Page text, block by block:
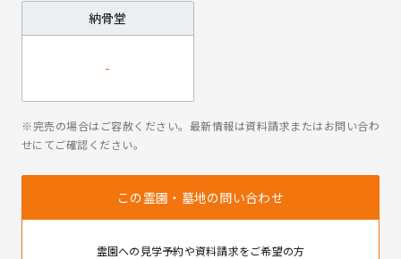
納骨堂
※完売の場合はご容赦ください。最新情報は資料請求またはお問い合わ
せにてご確認ください。
この霊園・墓地の問い合わせ
霊園への見学予約や資料請求をご希望の方